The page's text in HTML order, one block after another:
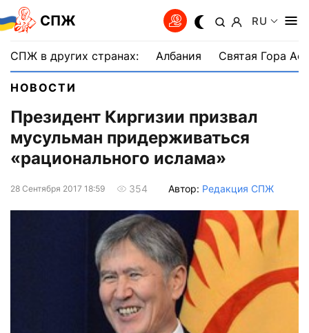
СПЖ RU
СПЖ в других странах: Албания Святая Гора
НОВОСТИ
Президент Киргизии призвал
мусульман придерживаться
«рационального ислама»
28 Сентября 2017 18:59 354 Автор: Редакция СПЖ